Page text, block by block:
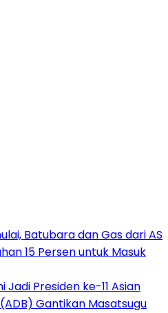
Batubara dan Gas dari AS
15 Persen untuk Masuk
Jadi Presiden ke-11 Asian
Gantikan Masatsugu